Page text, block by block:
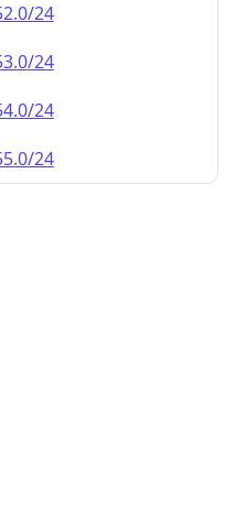
24
24
24
24